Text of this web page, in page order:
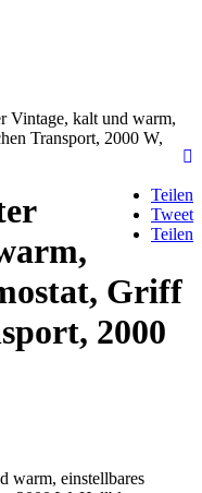
Vintage, kalt und warm,
Transport, 2000 W,
Teilen
Tweet
Teilen
Griff
2000